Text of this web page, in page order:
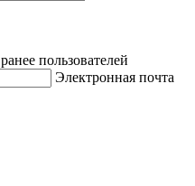
пользователей
Электронная почта